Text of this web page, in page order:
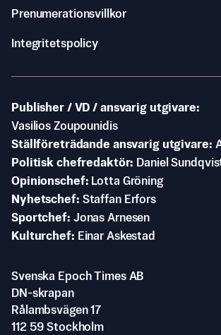
Prenumerationsvillkor
Integritetspolicy
Publisher / VD / ansvarig utgivare
Vasilios Zoupounidis
Ställföreträdande ansvarig utgivare
Politisk chefredaktör
Daniel
Opinionschef
Lotta Gröning
Nyhetschef Staffan Erfors
Sportchef Jonas Arnesen
Kulturchef
Einar Askestad
Svenska Epoch Times AB
DN-skrapan
Rålambsvägen 17
112 59 Stockholm